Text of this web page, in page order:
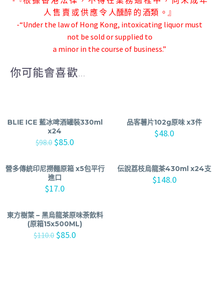
人 售 賣 或 供 應 令 人醺醉 的 酒類 。』
-“Under the law of Hong Kong, intoxicating liquor must
not be sold or supplied to
a minor in the course of business.”
你可能會喜歡...
BLIE ICE 藍冰啤酒罐裝330ml
x24
$98.0 $85.0
品客薯片102g原味 x3件
$48.0
營多傳統印尼撈麵原箱 x5包平行
進口
$17.0
伝說荔枝烏龍茶430ml x24支
$148.0
東方樹葉 – 黑烏龍茶原味荼飲料
(原箱15x500ML)
$110.0 $85.0